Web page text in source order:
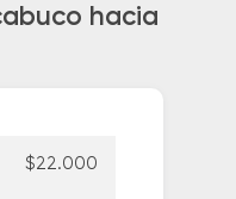
hacia
$22.000